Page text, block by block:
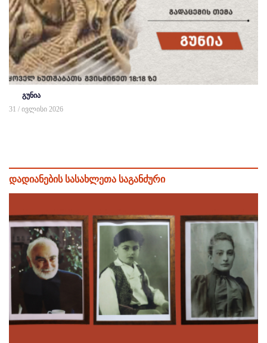
გუნია
31 / ივლისი 2026
დადიანების სასახლეთა საგანძური